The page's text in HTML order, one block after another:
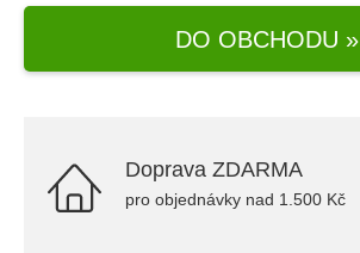
DO OBCHODU »
Doprava ZDARMA
pro objednávky nad 1.500 Kč